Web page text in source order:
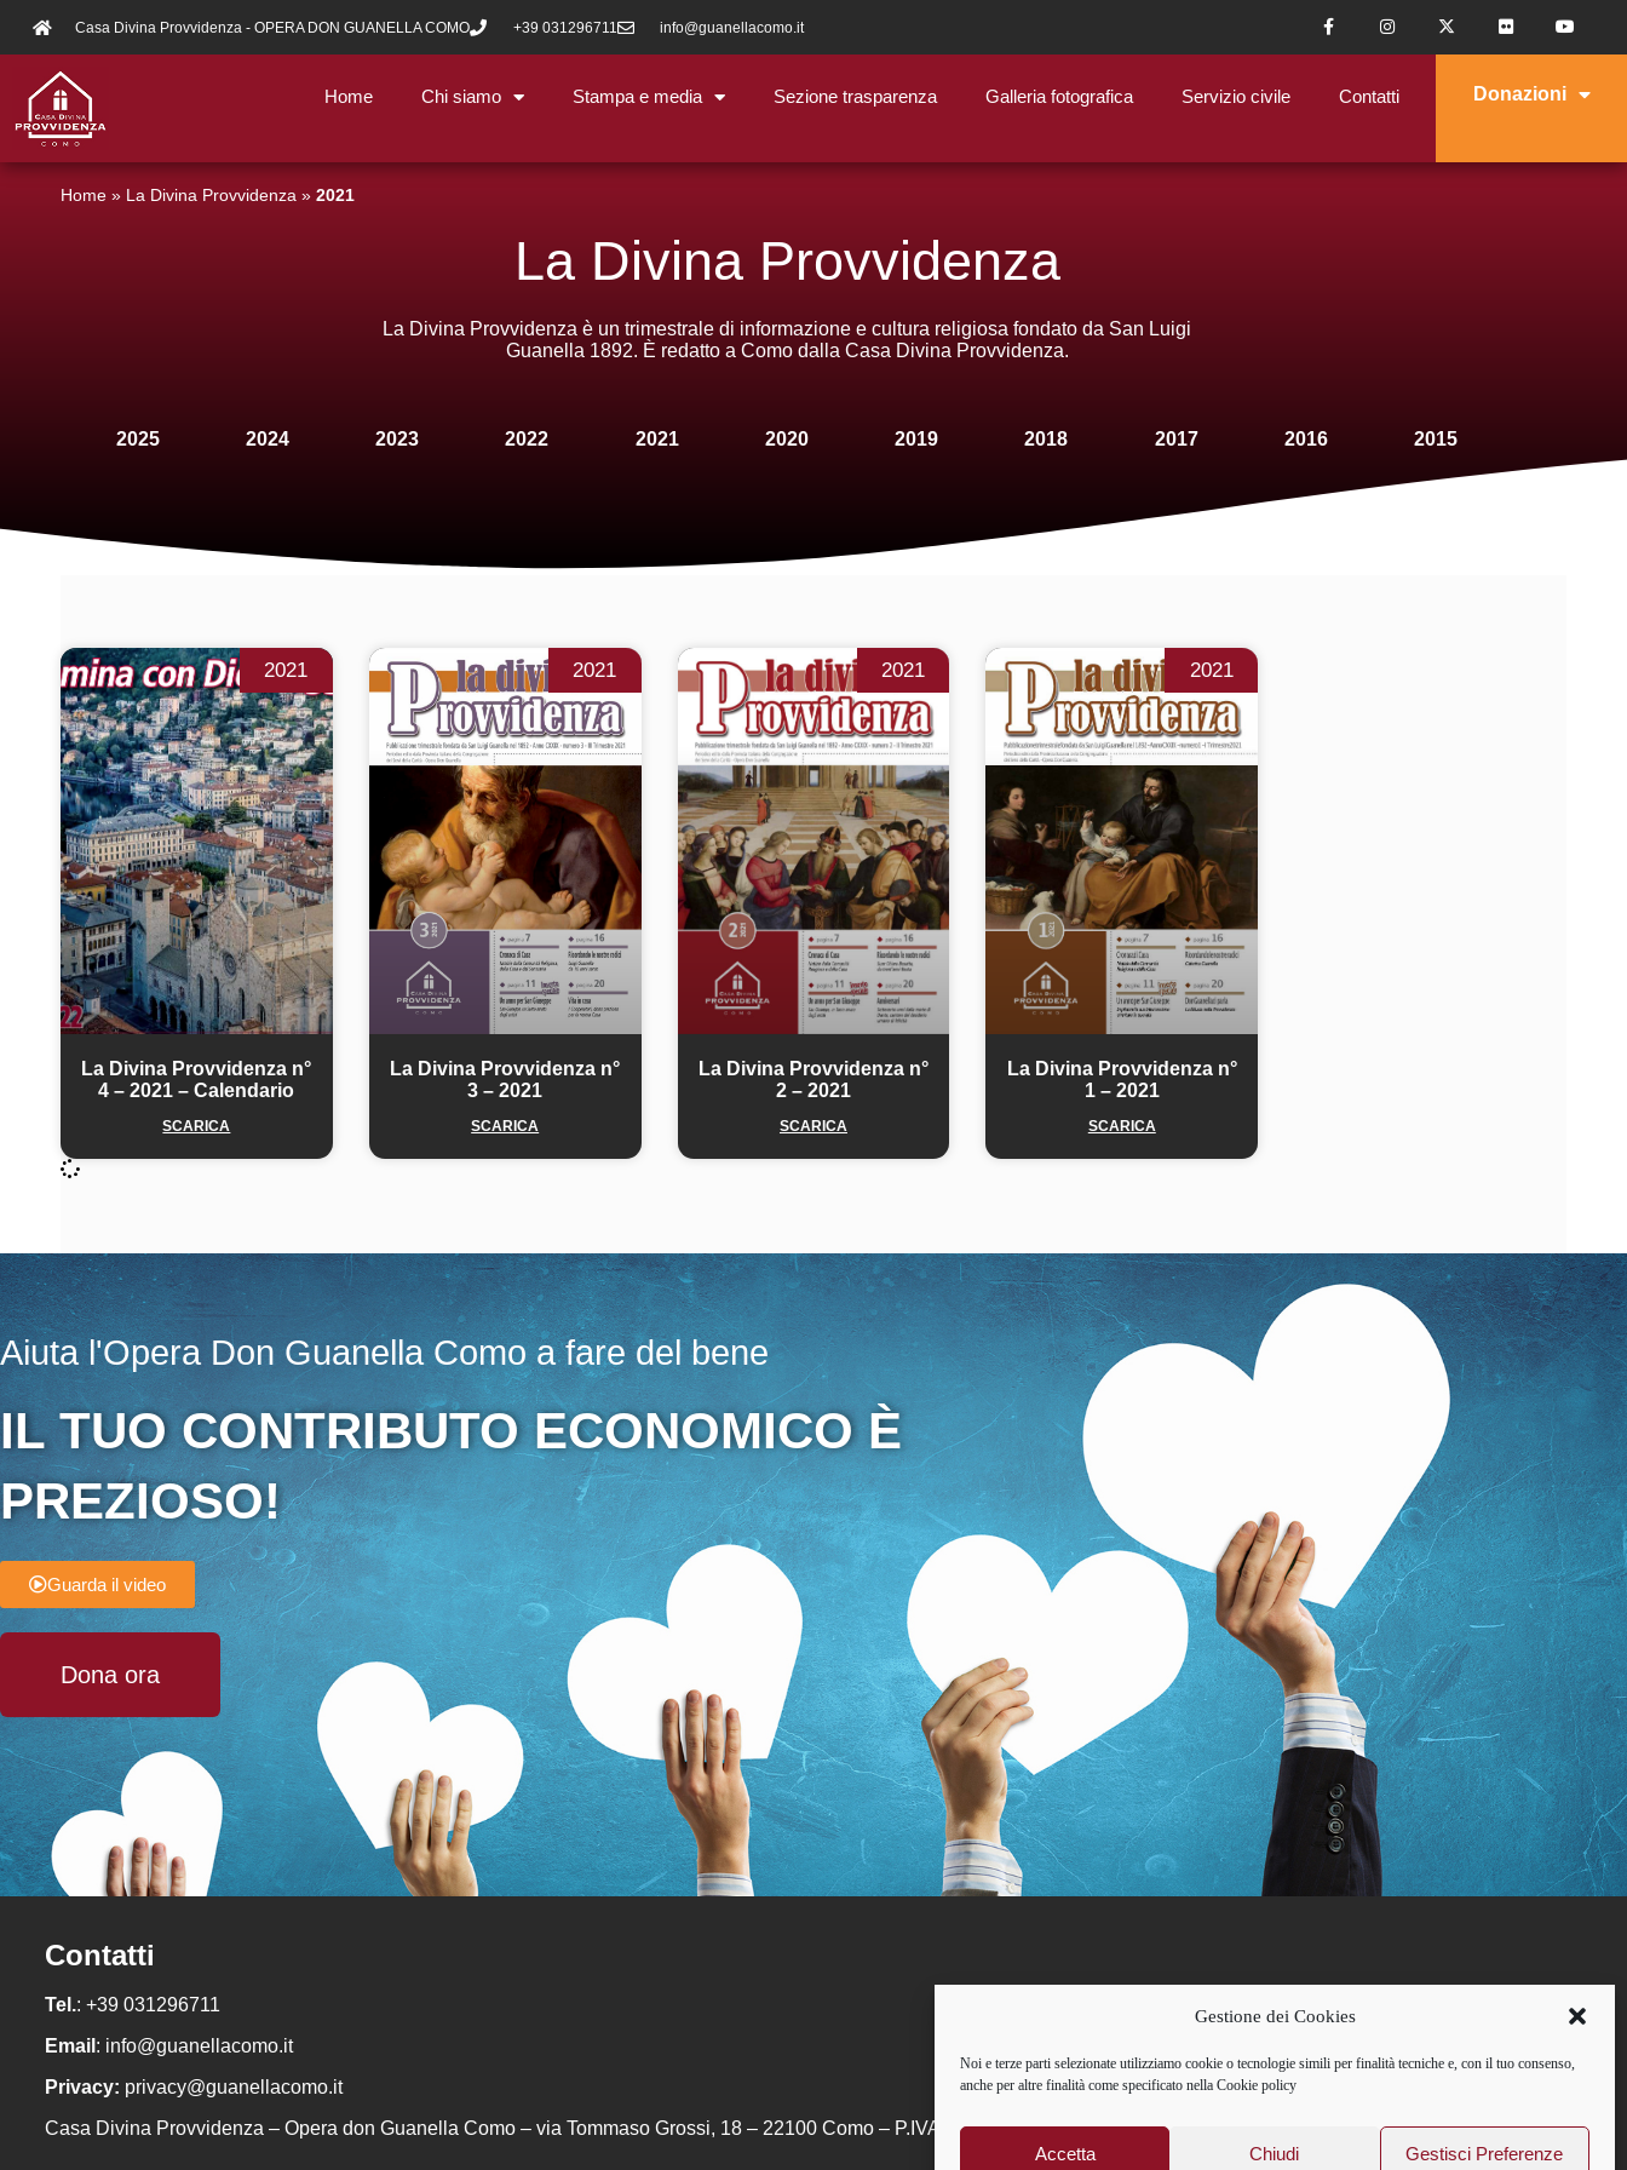
Gestione dei Cookies
Noi e terze parti selezionate utilizziamo cookie o tecnologie simili per finalità tecniche e, con il tuo consenso,
anche per altre finalità come specificato nella Cookie policy
Accetta Chiudi Gestisci Preferenze
Casa Divina Provvidenza - OPERA DON GUANELLA COMO +39 031296711 info@guanellacomo.it
Home Chi siamo Stampa e media Sezione trasparenza Galleria fotografica Servizio civile Contatti Donazioni
Home » La Divina Provvidenza » 2021
La Divina Provvidenza
La Divina Provvidenza è un trimestrale di informazione e cultura religiosa fondato da San Luigi
Guanella 1892. È redatto a Como dalla Casa Divina Provvidenza.
2025 2024 2023 2022 2021 2020 2019 2018 2017 2016 2015
2021
La Divina Provvidenza n°
4 – 2021 – Calendario
SCARICA
2021
La Divina Provvidenza n°
3 – 2021
SCARICA
2021
La Divina Provvidenza n°
2 – 2021
SCARICA
2021
La Divina Provvidenza n°
1 – 2021
SCARICA
Aiuta l'Opera Don Guanella Como a fare del bene
IL TUO CONTRIBUTO ECONOMICO È
PREZIOSO!
Guarda il video
Dona ora
Contatti
Tel.: +39 031296711
Email : info@guanellacomo.it
Privacy: privacy@guanellacomo.it
Casa Divina Provvidenza – Opera don Guanella Como – via Tommaso Grossi, 18 – 22100 Como – P.IVA: 01084241007 – C.F.: 02595400587